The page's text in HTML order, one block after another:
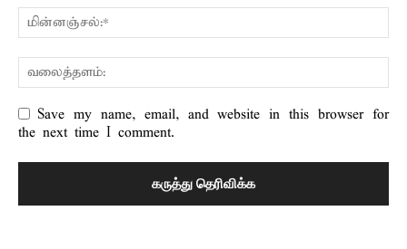
Save my name, email, and website in this browser for
the next time I comment.